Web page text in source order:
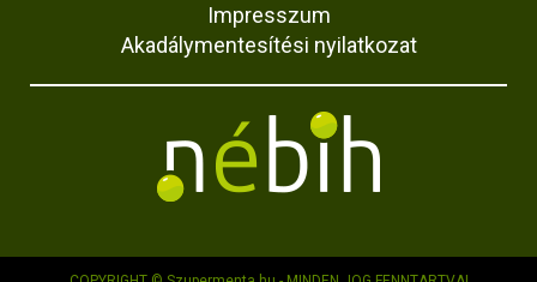
Impresszum
Akadálymentesítési nyilatkozat